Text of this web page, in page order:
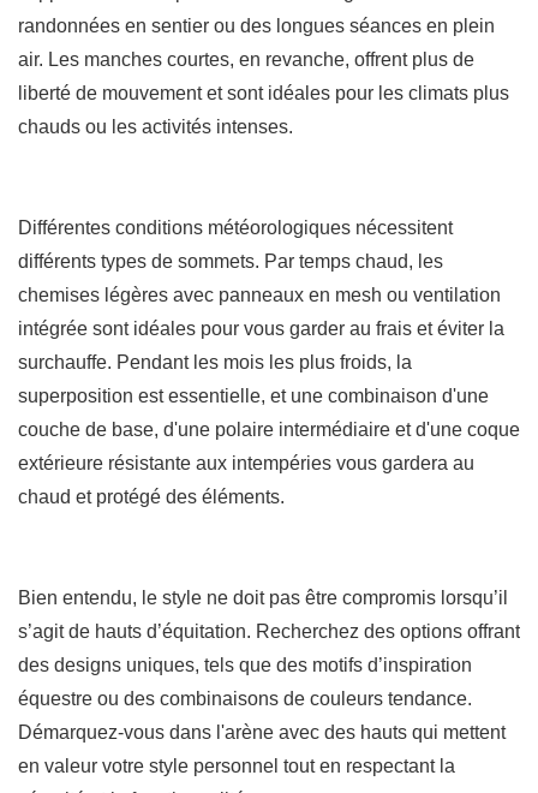
randonnées en sentier ou des longues séances en plein
air. Les manches courtes, en revanche, offrent plus de
liberté de mouvement et sont idéales pour les climats plus
chauds ou les activités intenses.
Différentes conditions météorologiques nécessitent
différents types de sommets. Par temps chaud, les
chemises légères avec panneaux en mesh ou ventilation
intégrée sont idéales pour vous garder au frais et éviter la
surchauffe. Pendant les mois les plus froids, la
superposition est essentielle, et une combinaison d'une
couche de base, d'une polaire intermédiaire et d'une coque
extérieure résistante aux intempéries vous gardera au
chaud et protégé des éléments.
Bien entendu, le style ne doit pas être compromis lorsqu’il
s’agit de hauts d’équitation. Recherchez des options offrant
des designs uniques, tels que des motifs d’inspiration
équestre ou des combinaisons de couleurs tendance.
Démarquez-vous dans l'arène avec des hauts qui mettent
en valeur votre style personnel tout en respectant la